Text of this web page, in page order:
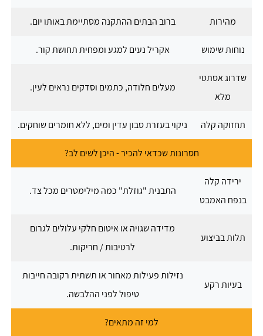
מהירות ברוב הבתים ההתקנה מסתיימת באותו יום.
נוחות שימוש אקריל נעים למגע ומפחית תחושת קור.
שדרוג אסתטי
מלא
מעלים חלודה, כתמים וסדקים נראים לעין.
תחזוקה קלה ניקוי בעזרת סבון עדין ומים, ללא חומרים שוחקים.
חסרונות שכדאי להכיר - היכן לשים לב?
ירידה קלה
בנפח האמבט
התבנית "גוזלת" כמה מילימטרים מכל צד.
תלות בביצוע
מדידה שגויה או איטום חלקי עלולים לגרום
לרטיבות / חריקות.
בעיות רקע
נזילות פעילות מאחור או תשתית רקובה חייבות
טיפול לפני ההלבשה.
למי זה מתאים?